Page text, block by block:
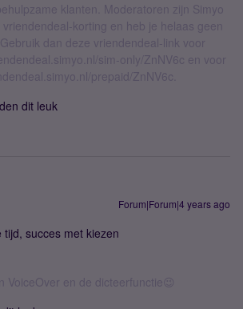
klanten. Moderatoren zijn Simyo
korting en heb je helaas geen
dan deze vriendendeal-link voor
sim-only/ZnNV6c en voor
prepaid/ZnNV6c.
dit leuk
Forum|Forum|4 years ago
succes met kiezen
VoiceOver en de dicteerfunctie😉